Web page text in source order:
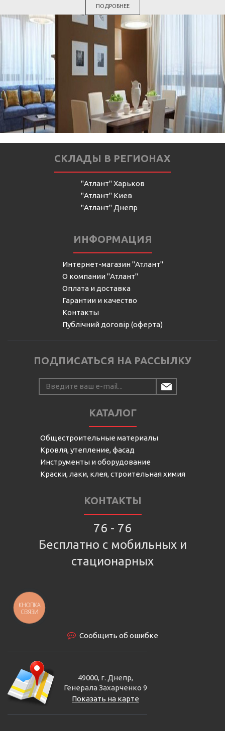
ПОДРОБНЕЕ
СКЛАДЫ В РЕГИОНАХ
"Атлант" Харьков
"Атлант" Киев
"Атлант" Днепр
ИНФОРМАЦИЯ
Интернет-магазин "Атлант"
О компании "Атлант"
Оплата и доставка
Гарантии и качество
Контакты
Публічний договір (оферта)
ПОДПИСАТЬСЯ НА РАССЫЛКУ
КАТАЛОГ
Общестроительные материалы
Кровля, утепление, фасад
Инструменты и оборудование
Краски, лаки, клея, строительная химия
КОНТАКТЫ
76 - 76
Бесплатно с мобильных и
стационарных
Сообщить об ошибке
49000, г. Днепр,
Генерала Захарченко 9
Показать на карте
КНОПКА
СВЯЗИ